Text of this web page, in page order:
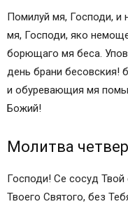
Почему Иисус наш
Самая главная
Иисусова Молитва
Самые сильные
Молитва Иисусу
Молитва Иисусу
Молитва Иисусу
Молитва по
Помилуй мя, Господи, и
мя, Господи, яко
борющаго мя беса.
день брани бесовския!
и обуревающия мя
Божий!
Молитва
Господи! Се сосуд
Твоего Святого, без